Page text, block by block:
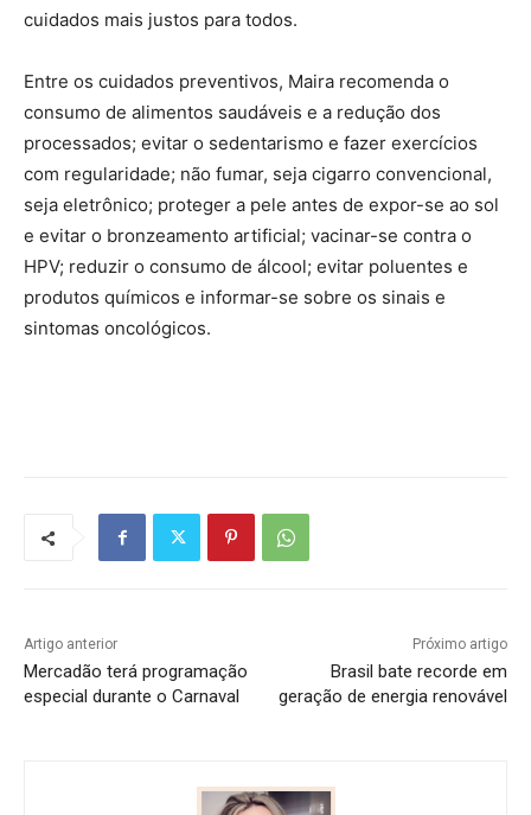
cuidados mais justos para todos.
Entre os cuidados preventivos, Maira recomenda o
consumo de alimentos saudáveis e a redução dos
processados; evitar o sedentarismo e fazer exercícios
com regularidade; não fumar, seja cigarro convencional,
seja eletrônico; proteger a pele antes de expor-se ao sol
e evitar o bronzeamento artificial; vacinar-se contra o
HPV; reduzir o consumo de álcool; evitar poluentes e
produtos químicos e informar-se sobre os sinais e
sintomas oncológicos.
Artigo anterior
Mercadão terá programação
especial durante o Carnaval
Próximo artigo
Brasil bate recorde em
geração de energia renovável